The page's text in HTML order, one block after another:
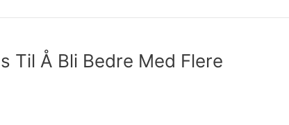
Til Å Bli Bedre Med Flere